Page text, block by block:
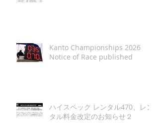
Kanto Championships 2026
Notice of Race published
ハイスペック レンタル470、レン
タル料金改定のお知らせ２